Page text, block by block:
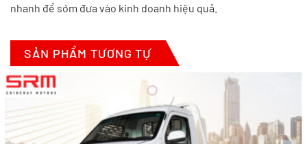
nhanh để sớm đưa vào kinh doanh hiệu quả.
SẢN PHẨM TƯƠNG TỰ